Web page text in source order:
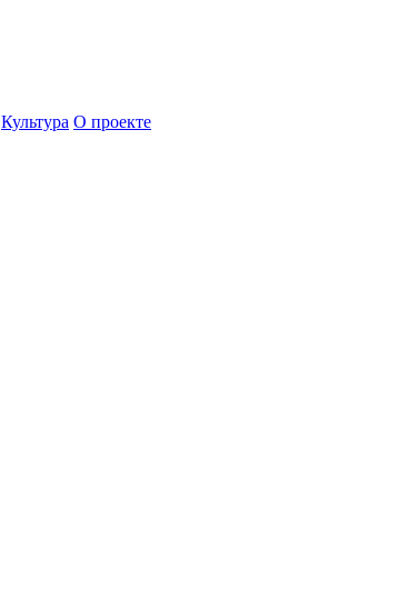
Культура О проекте